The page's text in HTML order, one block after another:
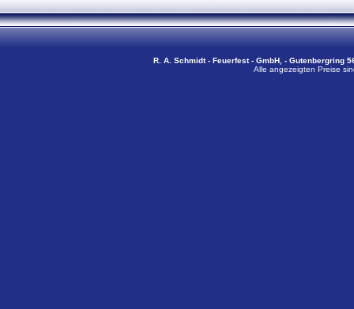
R. A. Schmidt - Feuerfest - GmbH, - Gutenbergring
Alle angezeigten Preise